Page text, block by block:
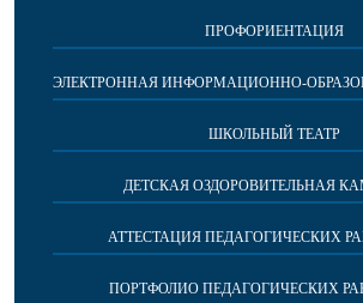
ПРОФОРИЕНТАЦИЯ
ЭЛЕКТРОННАЯ ИНФОРМАЦИОННО-
ШКОЛЬНЫЙ ТЕАТР
ДЕТСКАЯ ОЗДОРОВИТЕЛЬНАЯ
АТТЕСТАЦИЯ ПЕДАГОГИЧЕСКИХ
ПОРТФОЛИО ПЕДАГОГИЧЕСКИХ